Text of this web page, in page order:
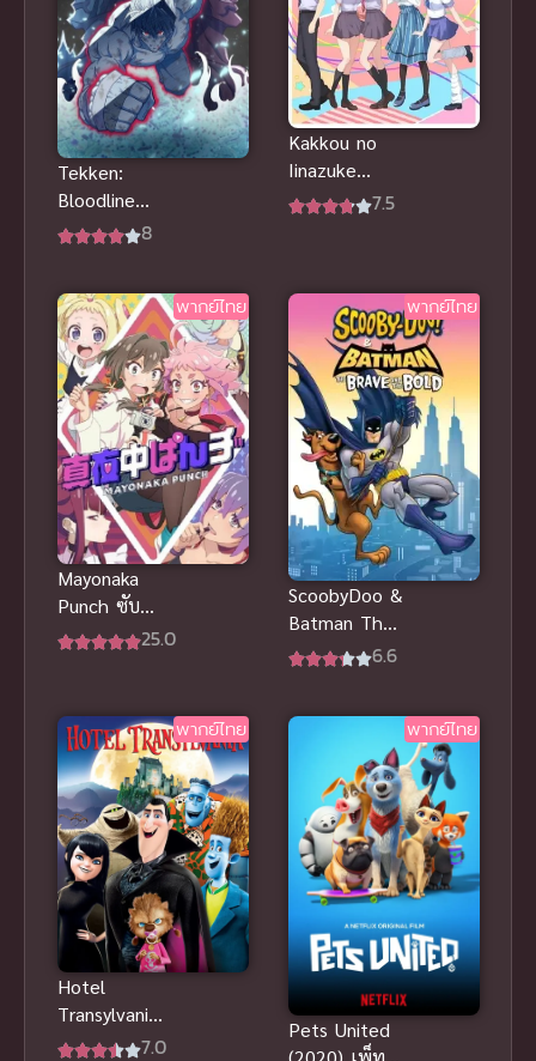
Tekken:
Bloodline
(2022) เทค
8
Kakkou no
Iinazuke
Season 2 รัก
7.5
พากย์ไทย
Mayonaka
Punch ซับ
ไทย
25.0
พากย์ไทย
ScoobyDoo &
Batman The
Brave and
ฟรีออนไลน์
6.6
พากย์ไทย
Hotel
Transylvania
2012 โรงแรม
7.0
พากย์ไทย
Pets United